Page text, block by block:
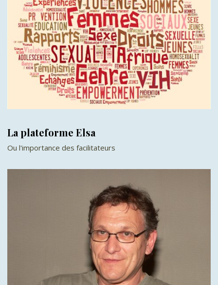
La plateforme Elsa
Οu l'importance des facilitateurs